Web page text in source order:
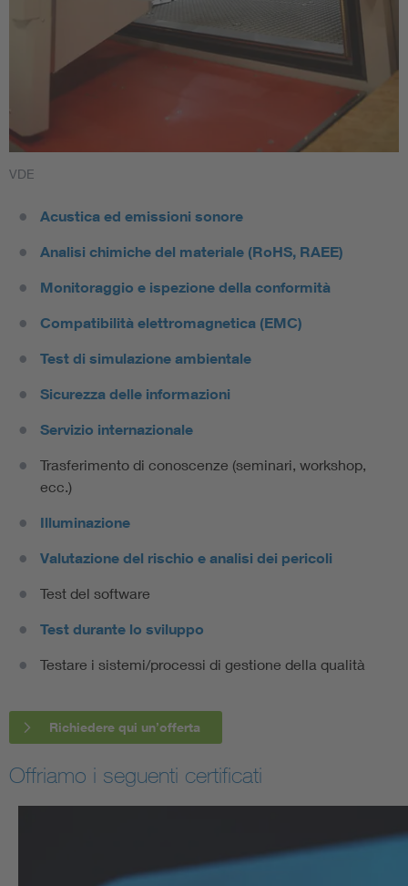
VDE
Acustica ed emissioni sonore
Analisi chimiche del materiale (RoHS, RAEE)
Monitoraggio e ispezione della conformità
Compatibilità elettromagnetica (EMC)
Test di simulazione ambientale
Sicurezza delle informazioni
Servizio internazionale
Trasferimento di conoscenze (seminari, workshop,
ecc.)
Illuminazione
Valutazione del rischio e analisi dei pericoli
Test del software
Test durante lo sviluppo
Testare i sistemi/processi di gestione della qualità
Richiedere qui un’offerta
Offriamo i seguenti certificati